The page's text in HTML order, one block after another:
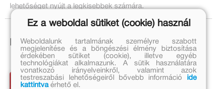
lehetőséget nyújt a legkisebbek számára.
Ezek is érdekelhetnek!
Ez a weboldal sütiket (cookie) használ
Weboldalunk tartalmának személyre szabott
megjelenítése és a böngészési élmény biztosítása
érdekében sütiket (cookie), illetve egyéb
technológiákat alkalmazunk. A sütik használatára
vonatkozó irányelveinkről, valamint azok
testreszabási lehetőségeiről bővebb információ
ide
kattintvaérhető el.